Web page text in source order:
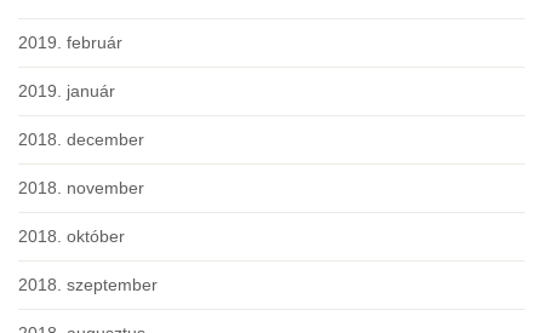
2019. február
2019. január
2018. december
2018. november
2018. október
2018. szeptember